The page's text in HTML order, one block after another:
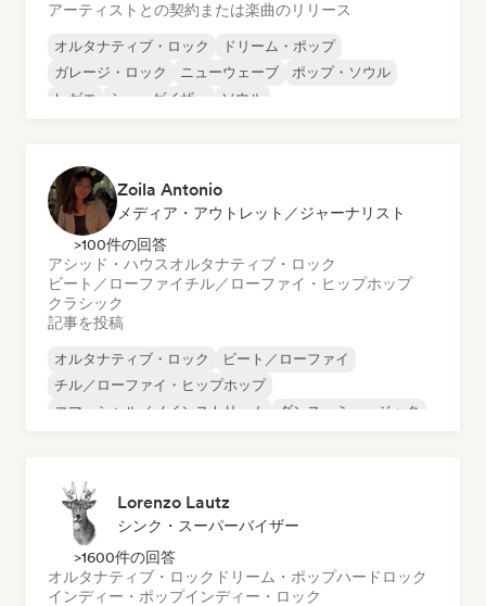
アーティストとの契約または楽曲のリリース
オルタナティブ・ロック
ドリーム・ポップ
ガレージ・ロック
ニューウェーブ
ポップ・ソウル
レゲエ
シューゲイザー ソウル
Zoila Antonio
メディア・アウトレット／ジャーナリスト
>100件の回答
アシッド・ハウスオルタナティブ・ロック
ビート／ローファイチル／ローファイ・ヒップホップ
クラシック
記事を投稿
オルタナティブ・ロック
ビート／ローファイ
チル／ローファイ・ヒップホップ
コマーシャル／メインストリーム
ダンス・ミュージック
Lorenzo Lautz
シンク・スーパーバイザー
>1600件の回答
オルタナティブ・ロック ドリーム・ポップハードロック
インディー・ポップインディー・ロック